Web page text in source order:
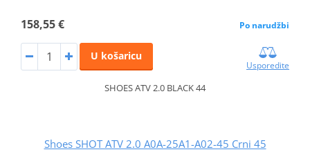
158,55 € Po narudžbi
U košaricu
Usporedite
SHOES ATV 2.0 BLACK 44
Shoes SHOT ATV 2.0 A0A-25A1-A02-45 Crni 45